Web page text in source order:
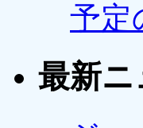
予定
最新ニ